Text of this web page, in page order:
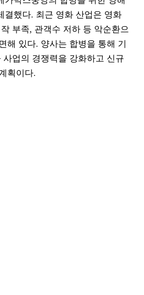
결했다. 최근 영화 산업은 영화
부족, 관객수 저하 등 악순환으
해 있다. 양사는 합병을 통해 기
사업의 경쟁력을 강화하고 신규
획이다.